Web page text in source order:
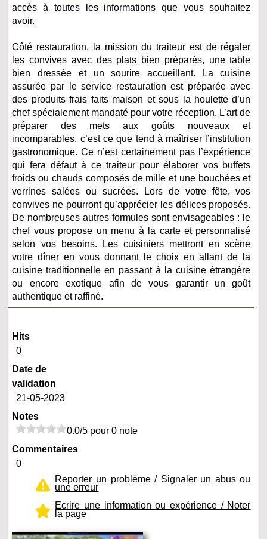
accès à toutes les informations que vous souhaitez
avoir.
Côté restauration, la mission du traiteur est de régaler
les convives avec des plats bien préparés, une table
bien dressée et un sourire accueillant. La cuisine
assurée par le service restauration est préparée avec
des produits frais faits maison et sous la houlette d’un
chef spécialement mandaté pour votre réception. L’art de
préparer des mets aux goûts nouveaux et
incomparables, c’est ce que tend à maîtriser l’institution
gastronomique. Ce n’est certainement pas l’expérience
qui fera défaut à ce traiteur pour élaborer vos buffets
froids ou chauds composés de mille et une bouchées et
verrines salées ou sucrées. Lors de votre fête, vos
convives ne pourront qu’apprécier les délices proposés.
De nombreuses autres formules sont envisageables : le
chef vous propose un menu à la carte et personnalisé
selon vos besoins. Les cuisiniers mettront en scène
votre dîner en vous donnant le choix en allant de la
cuisine traditionnelle en passant à la cuisine étrangère
ou encore exotique afin de vous garantir un goût
authentique et raffiné.
Hits
0
Date de
validation
21-05-2023
Notes
0.0/5 pour 0 note
Commentaires
0
Reporter un problème / Signaler un abus ou
une erreur
Ecrire une information ou expérience / Noter
la page